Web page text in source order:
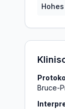
Bruce-